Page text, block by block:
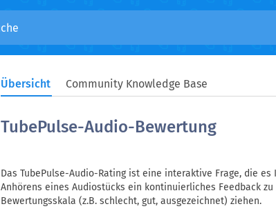
Übersicht Community Knowledge Base
TubePulse-Audio-Bewertung
Das TubePulse-Audio-Rating ist eine interaktive Frage, die
Anhörens eines Audiostücks ein kontinuierliches Feedback
Bewertungsskala (z.B. schlecht, gut, ausgezeichnet) ziehen.